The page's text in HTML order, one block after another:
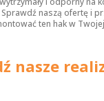
naszą ofertę i
ten hak w
nasze